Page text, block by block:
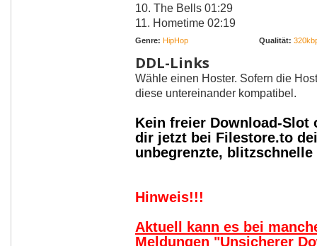
10. The Bells 01:29
11. Hometime 02:19
Genre: HipHop Qualität:
DDL-Links
Wähle einen Hoster. Sofern die
diese untereinander kompatibel.
Kein freier Download-Slot
dir jetzt bei Filestore.to
unbegrenzte,
Hinweis!!!
Aktuell kann es bei
Meldungen "Unsicherer